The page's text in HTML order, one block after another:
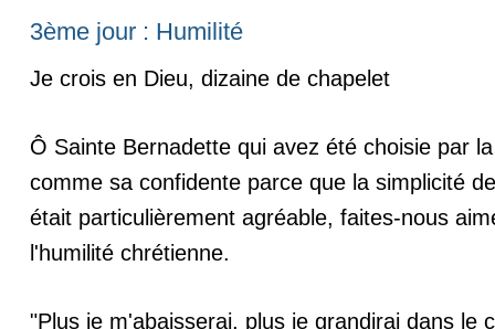
3ème jour : Humilité
Je crois en Dieu, dizaine de chapelet
Ô Sainte Bernadette qui avez été choisie par
comme sa confidente parce que la simplicité
était particulièrement agréable, faites-nous
l'humilité chrétienne.
"Plus je m'abaisserai, plus je grandirai dans le